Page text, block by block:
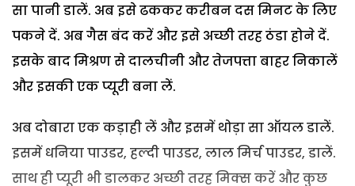
सा पानी डालें. अब इसे ढककर करीबन दस मिनट के लिए
पकने दें. अब गैस बंद करें और इसे अच्छी तरह ठंडा होने दें.
इसके बाद मिश्रण से दालचीनी और तेजपत्ता बाहर निकालें
और इसकी एक प्यूरी बना लें.
अब दोबारा एक कड़ाही लें और इसमें थोड़ा सा ऑयल डालें.
इसमें धनिया पाउडर, हल्दी पाउडर, लाल मिर्च पाउडर, डालें.
साथ ही प्यूरी भी डालकर अच्छी तरह मिक्स करें और कुछ